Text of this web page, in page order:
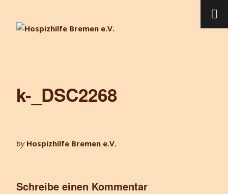
k-_DSC2268
by Hospizhilfe Bremen e.V.
Schreibe einen Kommentar